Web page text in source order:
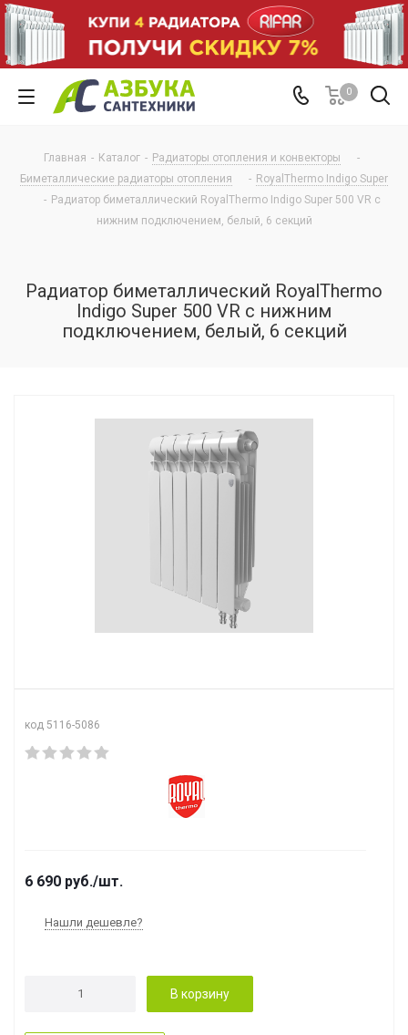
0
Главная - Каталог - Радиаторы отопления и конвекторы
-
Биметаллические радиаторы отопления
- RoyalThermo Indigo Super
- Радиатор биметаллический RoyalThermo Indigo Super 500 VR с
нижним подключением, белый, 6 секций
Радиатор биметаллический RoyalThermo
Indigo Super 500 VR с нижним
подключением, белый, 6 секций
код 5116-5086
6 690 руб./шт.
Нашли дешевле?
В корзину